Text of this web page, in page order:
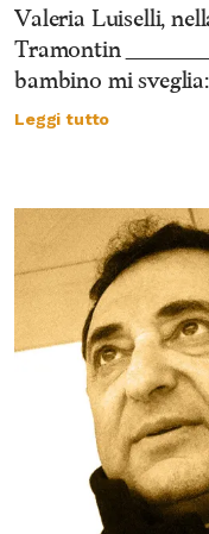
Valeria Luiselli,
Tramontin
bambino mi
Leggi tutto